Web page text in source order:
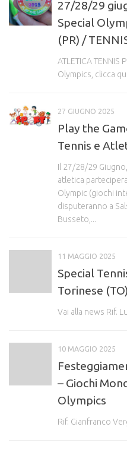
27/28/29
Special
(PR) /
ATLETICA
Olympics, clicca qui
27 GIUGNO 2025
Play the
Tennis e
Il 27/28/29
atletica
Olympic (giochi
disputeranno a
Busseto,...
11 MAGGIO 2025
Special
Torinese (TO)
Vai alla news Rif.
10 MAGGIO 2025
– Giochi
Olympics
Rif. Gianfranco